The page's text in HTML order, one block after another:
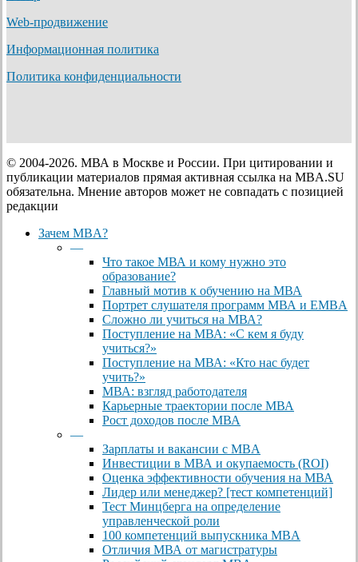
Web-продвижение
Информационная политика
Политика конфиденциальности
© 2004-2026. МВА в Москве и России. При цитировании и
публикации материалов прямая активная ссылка на MBA.SU
обязательна. Мнение авторов может не совпадать с позицией
редакции
Close
Зачем MBA?
—
Что такое МВА и кому нужно это
образование?
Главный мотив к обучению на МВА
Портрет слушателя программ МВА и EMBA
Сложно ли учиться на МВА?
Поступление на МВА: «С кем я буду
учиться?»
Поступление на МВА: «Кто нас будет
учить?»
МВА: взгляд работодателя
Карьерные траектории после МВА
Рост доходов после МВА
—
Зарплаты и вакансии с MBA
Инвестиции в МВА и окупаемость (ROI)
Оценка эффективности обучения на МВА
Лидер или менеджер? [тест компетенций]
Тест Минцберга на определение
управленческой роли
100 компетенций выпускника MBA
Отличия МВА от магистратуры